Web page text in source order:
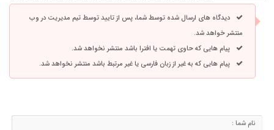
دیدگاه های ارسال شده توسط شما، پس از تایید توسط تیم مدیریت در وب
منتشر خواهد شد.
پیام هایی که حاوی تهمت یا افترا باشد منتشر نخواهد شد.
پیام هایی که به غیر از زبان فارسی یا غیر مرتبط باشد منتشر نخواهد شد.